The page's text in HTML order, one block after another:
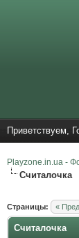
Приветствуем,
Playzone.in.ua -
Считалочка
Страницы: «
Считалочка